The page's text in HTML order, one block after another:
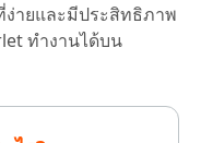
ายและมีประสิทธิภาพ
ทำงานได้บน